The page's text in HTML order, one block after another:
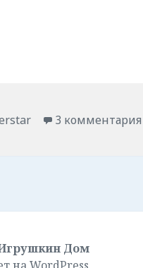
3 комментария
Дом